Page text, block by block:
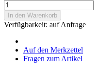
In den Warenkorb
Verfügbarkeit: auf Anfrage
Auf den Merkzettel
Fragen zum Artikel